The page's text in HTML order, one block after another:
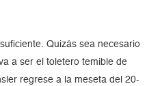
Quizás sea necesario
a ser el toletero temible de
regrese a la meseta del 20-